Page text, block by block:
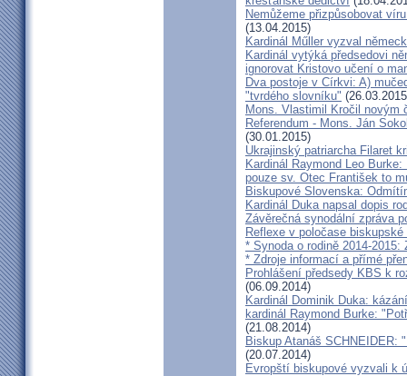
Nemůžeme přizpůsobovat
(13.04.2015)
Kardinál Műller vyzval
Kardinál vytýká předsedovi
ignorovat Kristovo učení o
Dva postoje v Církvi: A)
"tvrdého slovníku"
Mons. Vlastimil Kročil novým
Referendum - Mons. Ján
(30.01.2015)
Ukrajinský patriarcha Filaret
Kardinál Raymond Leo
pouze sv. Otec František to
Biskupové Slovenska:
Kardinál Duka napsal dopis
Závěrečná synodální zpráva
Reflexe v poločase
* Synoda o rodině 2014-2015:
* Zdroje informací a přímé
Prohlášení předsedy KBS k
(06.09.2014)
Kardinál Dominik Duka:
kardinál Raymond Burke:
(21.08.2014)
Biskup Atanáš
(20.07.2014)
Evropští biskupové vyzvali k